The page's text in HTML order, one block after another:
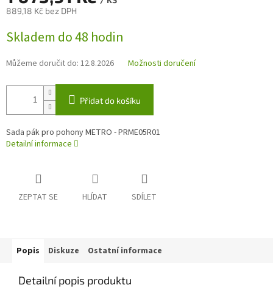
889,18 Kč bez DPH
cena:
Skladem do 48 hodin
Můžeme doručit do: 12.8.2026 Možnosti doručení
Přidat do košíku
Sada pák pro pohony METRO - PRME05R01
Detailní informace
ZEPTAT SE HLÍDAT SDÍLET
Popis Diskuze Ostatní informace
Detailní popis produktu